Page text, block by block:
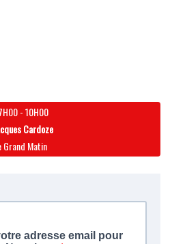
-10H00
Cardoze
Grand Matin